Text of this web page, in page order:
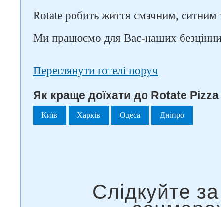
Rotate робить життя смачним, ситним
Ми працюємо для Вас-наших
Переглянути готелі поруч
Як краще доїхати до Rotate Pizza
Київ Харків Одеса Дніпро